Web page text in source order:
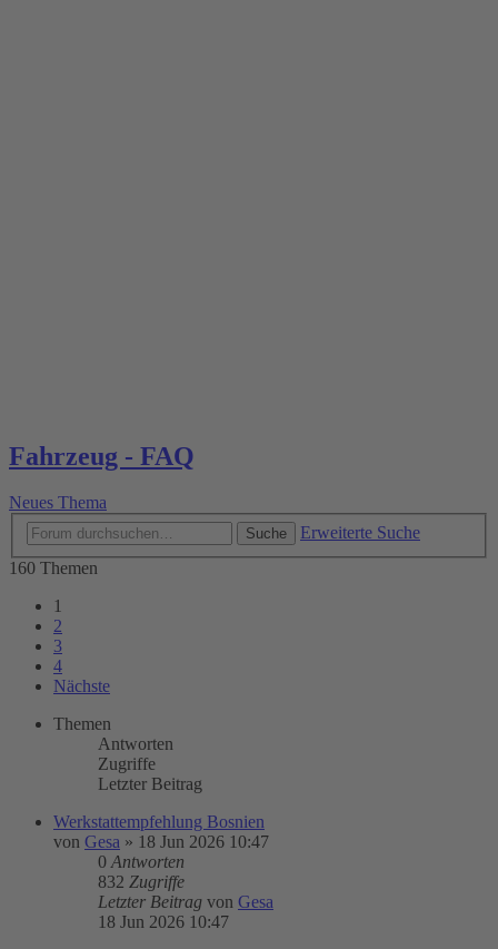
Fahrzeug - FAQ
Neues Thema
Suche
Erweiterte Suche
160 Themen
1
2
3
4
Nächste
Themen
Antworten
Zugriffe
Letzter Beitrag
Werkstattempfehlung Bosnien
von Gesa » 18 Jun 2026 10:47
0 Antworten
832 Zugriffe
Letzter Beitrag von Gesa
18 Jun 2026 10:47